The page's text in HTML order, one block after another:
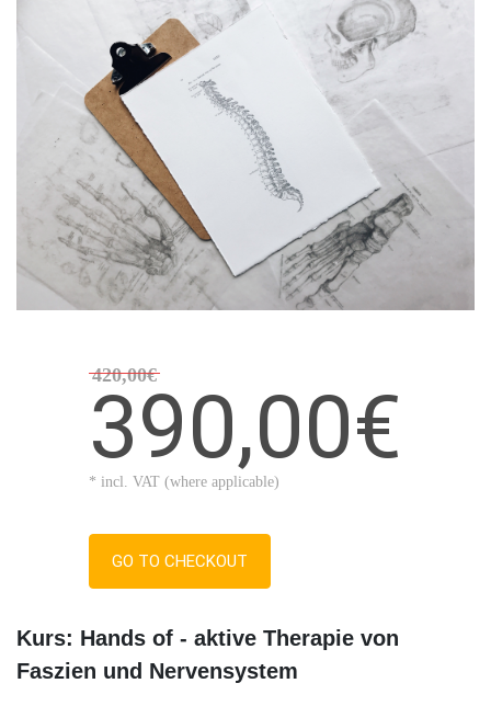
420,00€
390,00€
* incl. VAT (where applicable)
GO TO CHECKOUT
Kurs: Hands of - aktive Therapie von
Faszien und Nervensystem